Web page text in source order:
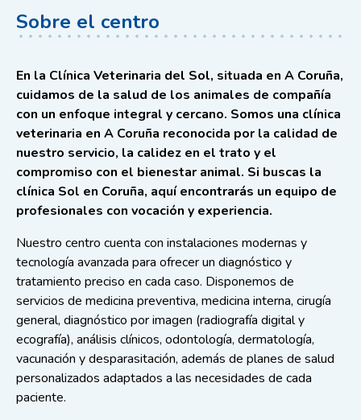
Sobre el centro
En la Clínica Veterinaria del Sol, situada en A Coruña,
cuidamos de la salud de los animales de compañía
con un enfoque integral y cercano. Somos una clínica
veterinaria en A Coruña reconocida por la calidad de
nuestro servicio, la calidez en el trato y el
compromiso con el bienestar animal. Si buscas la
clínica Sol en Coruña, aquí encontrarás un equipo de
profesionales con vocación y experiencia.
Nuestro centro cuenta con instalaciones modernas y
tecnología avanzada para ofrecer un diagnóstico y
tratamiento preciso en cada caso. Disponemos de
servicios de medicina preventiva, medicina interna, cirugía
general, diagnóstico por imagen (radiografía digital y
ecografía), análisis clínicos, odontología, dermatología,
vacunación y desparasitación, además de planes de salud
personalizados adaptados a las necesidades de cada
paciente.